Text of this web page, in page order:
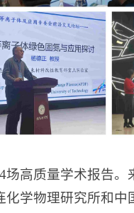
场高质量学术报告
化学物理研究所和